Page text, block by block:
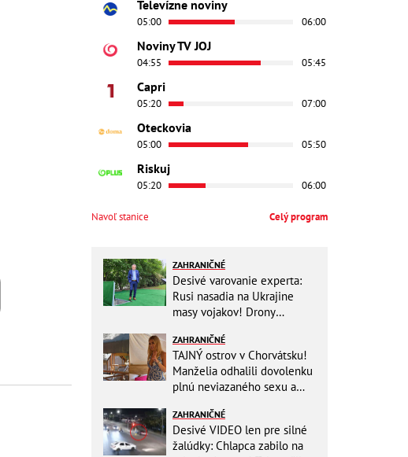
Televízne noviny
05:00 06:00
Noviny TV JOJ
04:55 05:45
Capri
05:20 07:00
Oteckovia
05:00 05:50
Riskuj
05:20 06:00
Navoľ stanice Celý program
ZAHRANIČNÉ
Desivé varovanie experta:
Rusi nasadia na Ukrajine
masy vojakov! Drony
ZAHRANIČNÉ
TAJNÝ ostrov v Chorvátsku!
Manželia odhalili dovolenku
plnú neviazaného sexu a
ZAHRANIČNÉ
Desivé VIDEO len pre silné
žalúdky: Chlapca zabilo na